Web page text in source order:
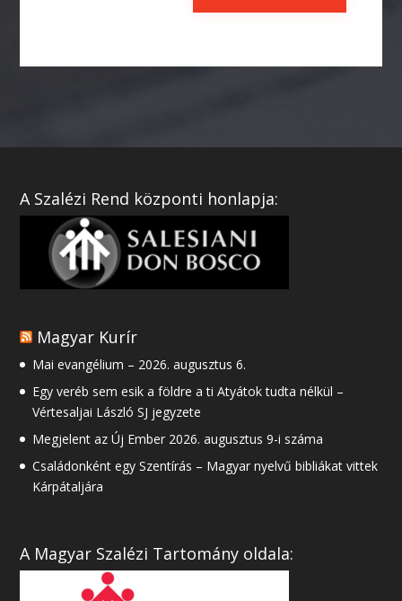
A Szalézi Rend központi honlapja:
Magyar Kurír
Mai evangélium – 2026. augusztus 6.
Egy veréb sem esik a földre a ti Atyátok tudta nélkül –
Vértesaljai László SJ jegyzete
Megjelent az Új Ember 2026. augusztus 9-i száma
Családonként egy Szentírás – Magyar nyelvű bibliákat vittek
Kárpátaljára
A Magyar Szalézi Tartomány oldala: